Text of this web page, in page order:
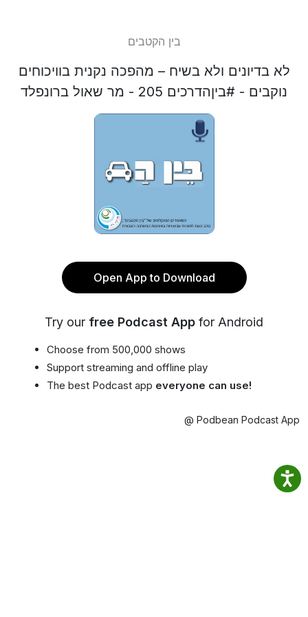
בין הקטבים
לא בדיונים ולא בשיח – מהפכה נקנית בוויכוחים
נוקבים - #ביןהדרכים 205 - מר שאול ברונפלד
Open App to Download
Try our free Podcast App for Android
Choose from 500,000 shows
Support streaming and offline play
The best Podcast app everyone can use!
@ Podbean Podcast App